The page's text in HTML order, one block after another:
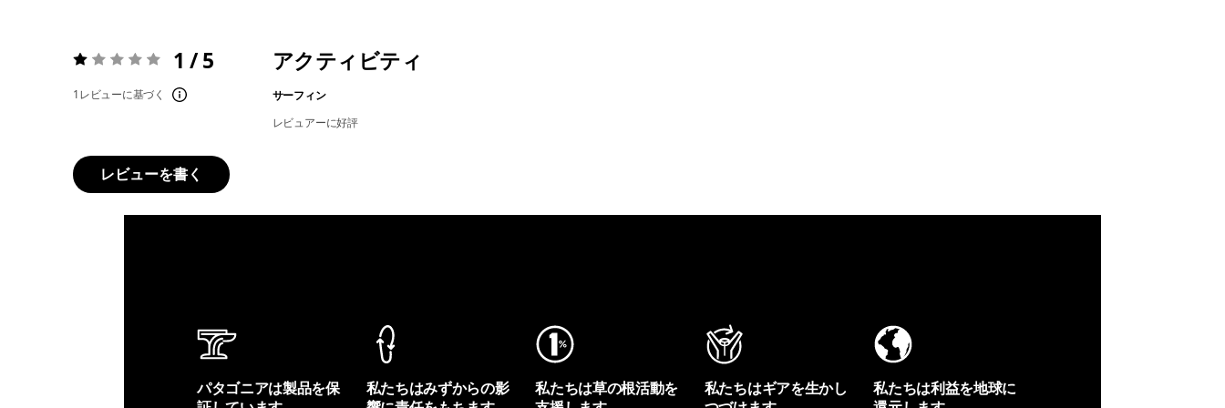
評価:1 / 5 1 / 5
1レビューに基づく
アクティビティ
サーフィン
レビュアーに好評
レビューを書く
パタゴニアは製品を保
私たちはみずからの影
私たちは草の根活動を
私たちはギアを生かし
私たちは利益を地球に